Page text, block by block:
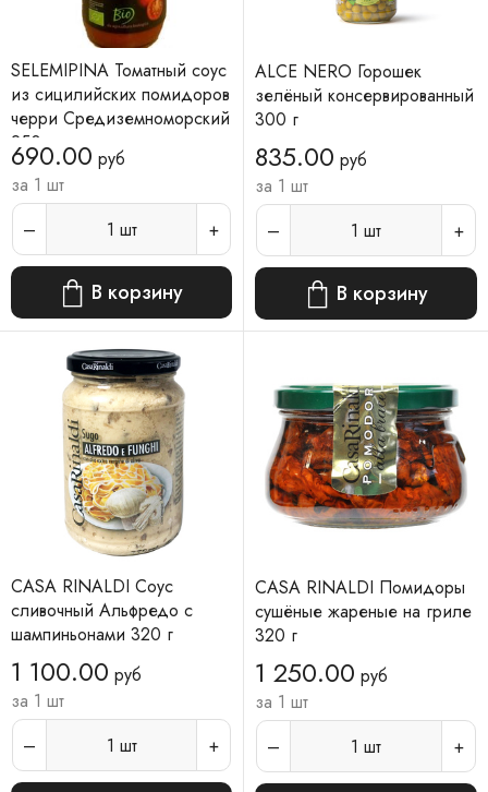
SELEMIPINA Томатный соус
из сицилийских помидоров
черри Средиземноморский
250 г
690.00 руб
за 1 шт
1 шт
В корзину
ALCE NERO Горошек
зелёный консервированный
300 г
835.00 руб
за 1 шт
1 шт
В корзину
CASA RINALDI Соус
сливочный Альфредо с
шампиньонами 320 г
1 100.00 руб
за 1 шт
1 шт
CASA RINALDI Помидоры
сушёные жареные на гриле
320 г
1 250.00 руб
за 1 шт
1 шт